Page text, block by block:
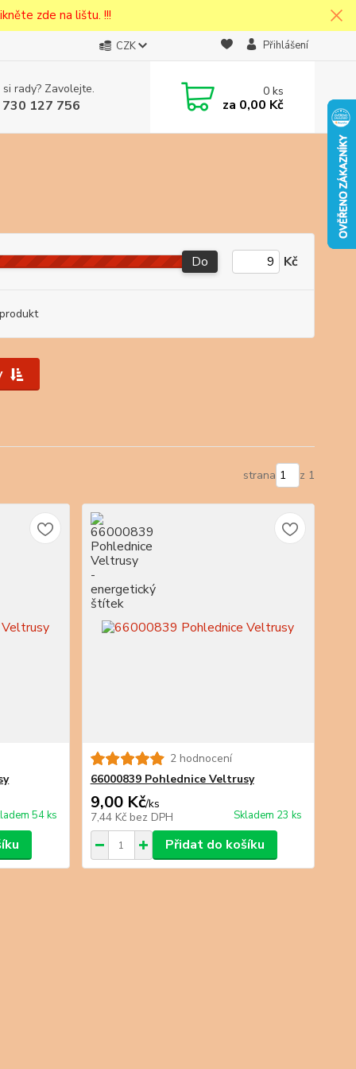
zde na lištu. !!!
CZK Přihlášení
rady? Zavolejte.
127 756
0ks
za 0,00 Kč
Do Kč
strana z 1
54 ks
2 hodnocení
66000839 Pohlednice Veltrusy
9,00 Kč/ks
7,44 Kč bez DPH Skladem 23 ks
Přidat do košíku
v